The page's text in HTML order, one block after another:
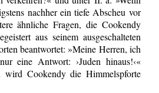
nachher ein tiefe Abscheu vor
ähnliche Fragen, die Cookendy
aus seinem ausgeschalteten
beantwortet: »Meine Herren, ich
eine Antwort: ›Juden hinaus!‹«
wird Cookendy die Himmelspforte